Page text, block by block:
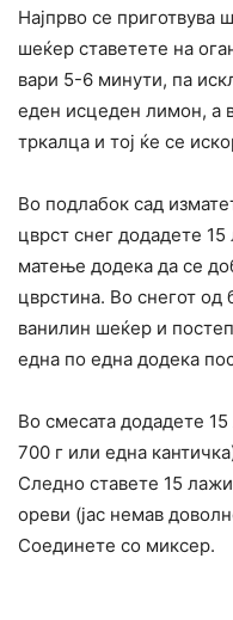
Најпрво се приготвува
шеќер ставетете на
вари 5-6 минути, па
еден исцеден лимон, а
тркалца и тој ќе се
Во подлабок сад
цврст снег додадете
матење додека да се
цврстина. Во снегот од
ванилин шеќер и
една по една додека
Во смесата додадете
700 г или една
Следно ставете 15
ореви (јас немав
Соединете со миксер.